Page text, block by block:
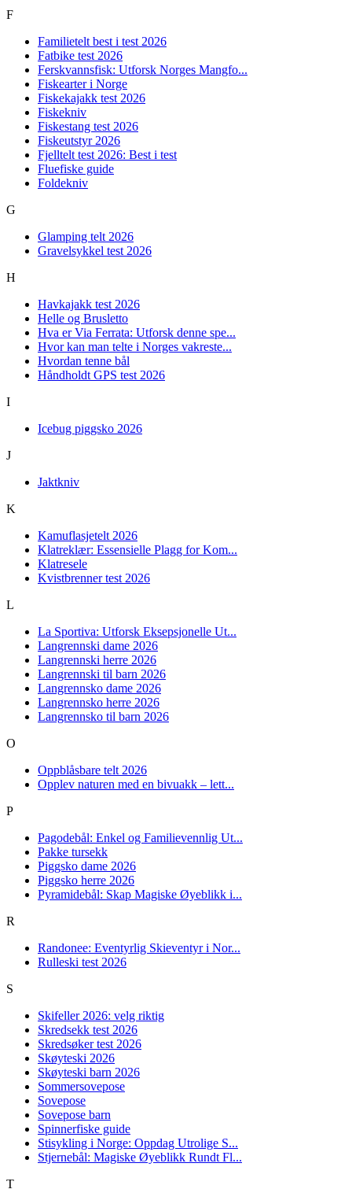
F
Familietelt best i test 2026
Fatbike test 2026
Ferskvannsfisk: Utforsk Norges Mangfo...
Fiskearter i Norge
Fiskekajakk test 2026
Fiskekniv
Fiskestang test 2026
Fiskeutstyr 2026
Fjelltelt test 2026: Best i test
Fluefiske guide
Foldekniv
G
Glamping telt 2026
Gravelsykkel test 2026
H
Havkajakk test 2026
Helle og Brusletto
Hva er Via Ferrata: Utforsk denne spe...
Hvor kan man telte i Norges vakreste...
Hvordan tenne bål
Håndholdt GPS test 2026
I
Icebug piggsko 2026
J
Jaktkniv
K
Kamuflasjetelt 2026
Klatreklær: Essensielle Plagg for Kom...
Klatresele
Kvistbrenner test 2026
L
La Sportiva: Utforsk Eksepsjonelle Ut...
Langrennski dame 2026
Langrennski herre 2026
Langrennski til barn 2026
Langrennsko dame 2026
Langrennsko herre 2026
Langrennsko til barn 2026
O
Oppblåsbare telt 2026
Opplev naturen med en bivuakk – lett...
P
Pagodebål: Enkel og Familievennlig Ut...
Pakke tursekk
Piggsko dame 2026
Piggsko herre 2026
Pyramidebål: Skap Magiske Øyeblikk i...
R
Randonee: Eventyrlig Skieventyr i Nor...
Rulleski test 2026
S
Skifeller 2026: velg riktig
Skredsekk test 2026
Skredsøker test 2026
Skøyteski 2026
Skøyteski barn 2026
Sommersovepose
Sovepose
Sovepose barn
Spinnerfiske guide
Stisykling i Norge: Oppdag Utrolige S...
Stjernebål: Magiske Øyeblikk Rundt Fl...
T